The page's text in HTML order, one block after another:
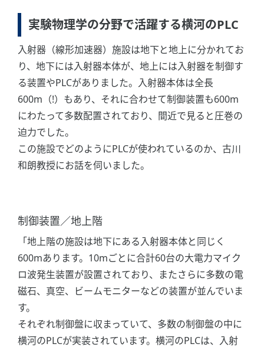
実験物理学の分野で活躍する横河のPLC
入射器（線形加速器）施設は地下と地上に分かれてお
り、地下には入射器本体が、地上には入射器を制御す
る装置やPLCがありました。入射器本体は全長
600m（!）もあり、それに合わせて制御装置も600m
にわたって多数配置されており、間近で見ると圧巻の
迫力でした。
この施設でどのようにPLCが使われているのか、古川
和朗教授にお話を伺いました。
制御装置／地上階
「地上階の施設は地下にある入射器本体と同じく
600mあります。10mごとに合計60台の大電力マイク
ロ波発生装置が設置されており、またさらに多数の電
磁石、真空、ビームモニターなどの装置が並んでいま
す。
それぞれ制御盤に収まっていて、多数の制御盤の中に
横河のPLCが実装されています。横河のPLCは、入射